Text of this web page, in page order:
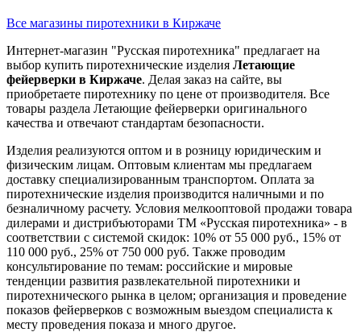
Все магазины пиротехники в Киржаче
Интернет-магазин "Русская пиротехника" предлагает на
выбор купить пиротехнические изделия Летающие
фейерверки в Киржаче. Делая заказ на сайте, вы
приобретаете пиротехнику по цене от производителя. Все
товары раздела Летающие фейерверки оригинального
качества и отвечают стандартам безопасности.
Изделия реализуются оптом и в розницу юридическим и
физическим лицам. Оптовым клиентам мы предлагаем
доставку специализированным транспортом. Оплата за
пиротехнические изделия производится наличными и по
безналичному расчету. Условия мелкооптовой продажи товара
дилерами и дистрибъюторами ТМ «Русская пиротехника» - в
соответствии с системой скидок: 10% от 55 000 руб., 15% от
110 000 руб., 25% от 750 000 руб. Также проводим
консультирование по темам: российские и мировые
тенденции развития развлекательной пиротехники и
пиротехнического рынка в целом; организация и проведение
показов фейерверков с возможным выездом специалиста к
месту проведения показа и много другое.